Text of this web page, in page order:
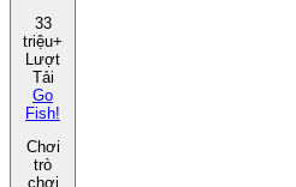
33
triệu+
Lượt
Tải
Go
Fish!
Chơi
trò
chơi